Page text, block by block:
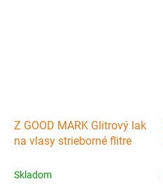
Z GOOD MARK Glitrový lak
na vlasy strieborné flitre
Skladom